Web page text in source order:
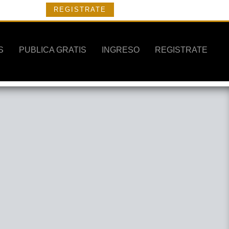
REGISTRATE
PUBLICA GRATIS INGRESO REGISTRATE